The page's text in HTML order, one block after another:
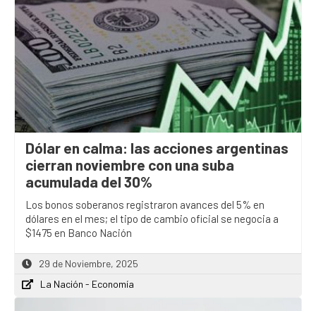
Dólar en calma: las acciones argentinas
cierran noviembre con una suba
acumulada del 30%
Los bonos soberanos registraron avances del 5% en
dólares en el mes; el tipo de cambio oficial se negocia a
$1475 en Banco Nación
29 de Noviembre, 2025
La Nación - Economía